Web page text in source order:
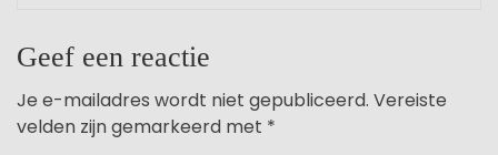
Geef een reactie
Je e-mailadres wordt niet gepubliceerd. Vereiste
velden zijn gemarkeerd met *